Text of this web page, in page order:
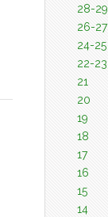
28-29
26-27
24-25
22-23
21
20
19
18
17
16
15
14